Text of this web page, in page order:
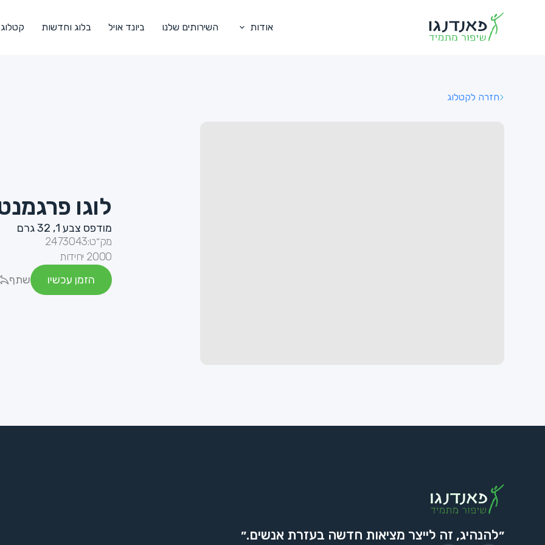
אודות השירותים שלנו ביונד אויל בלוג וחדשות קטלוג
חזרה לקטלוג
לוגו פרגמנט
מודפס צבע 1, 32 גרם
מק״ט:2473043
2000 יחידות
הזמן עכשיו
שתף
״להנהיג, זה לייצר מציאות חדשה בעזרת אנשים.״